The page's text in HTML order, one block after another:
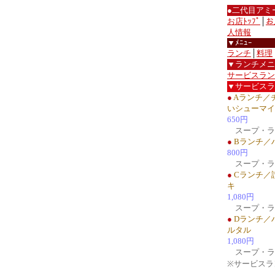
●二代目アミ
お店ﾄｯﾌﾟ
人情報
▼ﾒﾆｭｰ
ランチ
料理
▼ランチメ
サービスラ
▼サービス
● Aランチ／
いシューマイ
650円
スープ・
● Bランチ／
800円
スープ・
● Cランチ／
キ
1,080円
スープ・
● Dランチ／
ルタル
1,080円
スープ・
※サービスラ